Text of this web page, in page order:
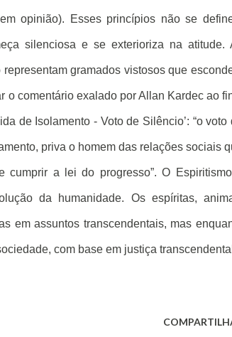
opinião). Esses princípios não se
silenciosa e se exterioriza na atitude.
gramados vistosos que
comentário exalado por Allan Kardec ao
de Isolamento - Voto de Silêncio’: “o voto
priva o homem das relações sociais
cumprir a lei do progresso”. O
da humanidade. Os espíritas,
em assuntos transcendentais, mas
com base em justiça